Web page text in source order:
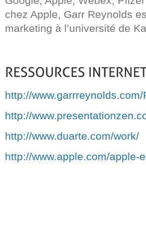
chez Apple, Garr Reynolds
marketing à l’université de
http://
http://
http://www.duarte.com/work/
http://www.apple.com/apple-